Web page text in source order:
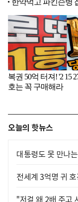
오늘의 핫뉴스
대통령도 못 만나
전세계 3억명 귀
"저걸 왜 2배 주고